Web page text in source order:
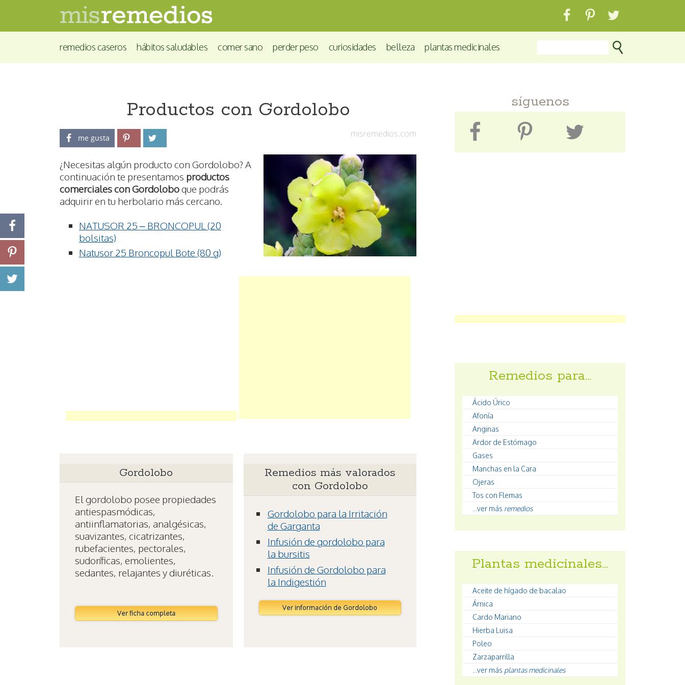
remedios caseros hábitos saludables comer sano perder peso curiosidades belleza plantas medicinales
Productos con Gordolobo
misremedios.com
me gusta
¿Necesitas algún producto con Gordolobo? A
continuación te presentamos productos
comerciales con Gordoloboque podrás
adquirir en tu herbolario más cercano.
NATUSOR 25 – BRONCOPUL (20
bolsitas)
Natusor 25 Broncopul Bote (80 g)
Gordolobo
El gordolobo posee propiedades
antiespasmódicas,
antiinflamatorias, analgésicas,
suavizantes, cicatrizantes,
rubefacientes, pectorales,
sudoríficas, emolientes,
sedantes, relajantes y diuréticas.
Ver ficha completa
Remedios más valorados
con Gordolobo
Gordolobo para la Irritación
de Garganta
Infusión de gordolobo para
la bursitis
Infusión de Gordolobo para
la Indigestión
Ver información de Gordolobo
síguenos
Remedios para…
Ácido Úrico
Afonía
Anginas
Ardor de Estómago
Gases
Manchas en la Cara
Ojeras
Tos con Flemas
...ver más remedios
Plantas medicinales…
Aceite de hígado de bacalao
Árnica
Cardo Mariano
Hierba Luisa
Poleo
Zarzaparrilla
...ver más plantas medicinales